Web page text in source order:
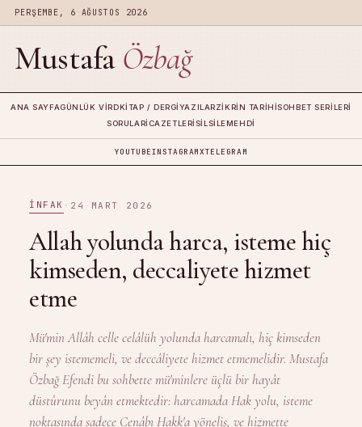
PERŞEMBE, 6 AĞUSTOS 2026
Mustafa Özbağ
ANA SAYFAGÜNLÜK VIRDKITAP / DERGIYAZILARZIKRIN TARIHISOHBET SERILERI
SORULARİCAZETLERISILSILEMEHDI
YOUTUBEINSTAGRAMXTELEGRAM
İNFAK · 24 MART 2026
Allah yolunda harca, isteme hiç
kimseden, deccaliyete hizmet
etme
Mü'min Allâh celle celâlüh yolunda harcamalı, hiç kimseden
bir şey istememeli, ve deccâliyete hizmet etmemelidir. Mustafa
Özbağ Efendi bu sohbette mü'minlere üçlü bir hayât
düstûrunu beyân etmektedir: harcamada Hak yolu, isteme
noktasında sadece Cenâbı Hakk'a yöneliş, ve hizmette